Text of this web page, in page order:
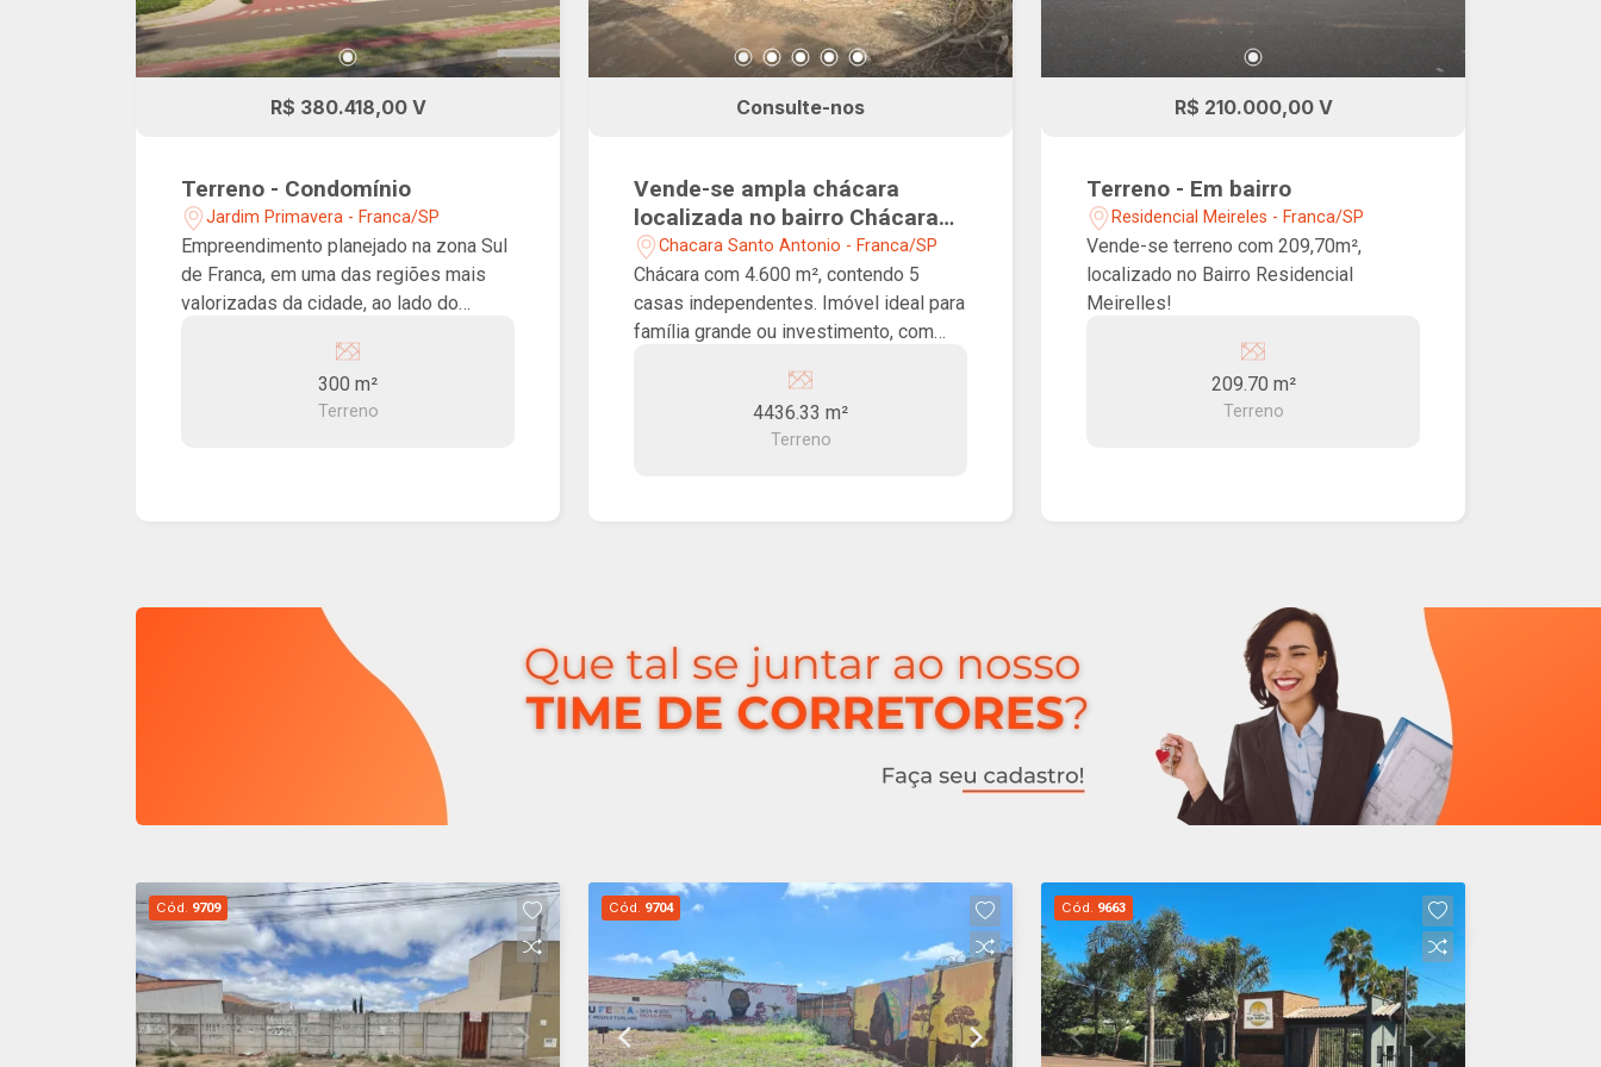
R$ 380.418,00 V
Terreno - Condomínio
Jardim Primavera - Franca/SP
Empreendimento planejado na zona Sul
de Franca, em uma das regiões mais
valorizadas da cidade, ao lado do
composto por residenciais fechados
com lotes de 300 m² a 660 m², portaria
com controle de acesso e infraestrutura
Mata, com mais de 40 mil m² de área
verde, pista de caminhada, pet place e
reforçada com monitoramento por
Associação de Moradores, garantindo
conforto, tranquilidade e qualidade de
300 m²
Terreno
Consulte-nos
Vende-se ampla chácara
localizada no bairro Chácara
Santo Antônio!
Chacara Santo Antonio - Franca/SP
Chácara com 4.600 m², contendo 5
casas independentes. Imóvel ideal para
família grande ou investimento, com
4436.33 m²
Terreno
R$ 210.000,00 V
Terreno - Em bairro
Residencial Meireles - Franca/SP
Vende-se terreno com 209,70m²,
localizado no Bairro Residencial
Meirelles!
209.70 m²
Terreno
Cód. 9709 Cód. 9704 Cód. 9663